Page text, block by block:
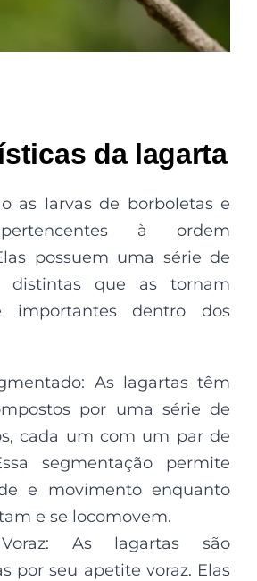
da lagarta
as larvas de borboletas e
à ordem
possuem uma série de
distintas que as tornam
importantes dentro dos
As lagartas têm
por uma série de
cada um com um par de
segmentação permite
e movimento enquanto
e se locomovem.
As lagartas são
por seu apetite voraz. Elas